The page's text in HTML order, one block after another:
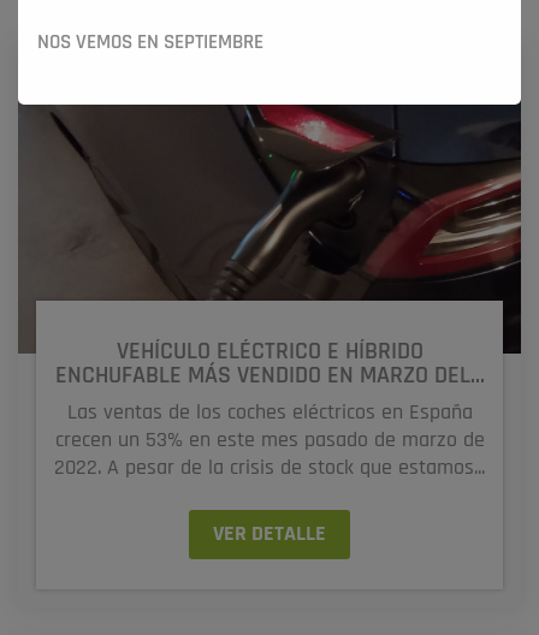
VEHÍCULO ELÉCTRICO E HÍBRIDO
ENCHUFABLE MÁS VENDIDO EN MARZO DEL...
Las ventas de los coches eléctricos en España
crecen un 53% en este mes pasado de marzo de
2022. A pesar de la crisis de stock que estamos...
VER DETALLE
NOS VEMOS EN SEPTIEMBRE